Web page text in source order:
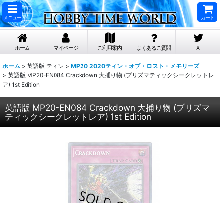
メニュー カート
ホーム マイページ ご利用案内 よくあるご質問 X
ホーム > 英語版 ティン > MP20 2020ティン・オブ・ロスト・メモリーズ
> 英語版 MP20-EN084 Crackdown 大捕り物 (プリズマティックシークレットレ
ア) 1st Edition
英語版 MP20-EN084 Crackdown 大捕り物 (プリズマ
ティックシークレットレア) 1st Edition